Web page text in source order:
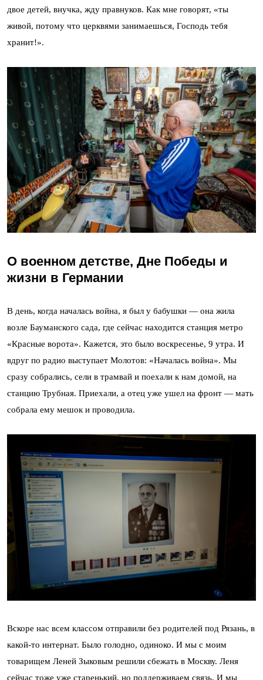
двое детей, внучка, жду правнуков. Как мне говорят, «ты
живой, потому что церквями занимаешься, Господь тебя
хранит!».
О военном детстве, Дне Победы и
жизни в Германии
В день, когда началась война, я был у бабушки — она жила
возле Бауманского сада, где сейчас находится станция метро
«Красные ворота». Кажется, это было воскресенье, 9 утра. И
вдруг по радио выступает Молотов: «Началась война». Мы
сразу собрались, сели в трамвай и поехали к нам домой, на
станцию Трубная. Приехали, а отец уже ушел на фронт — мать
собрала ему мешок и проводила.
Вскоре нас всем классом отправили без родителей под Рязань, в
какой-то интернат. Было голодно, одиноко. И мы с моим
товарищем Леней Зыковым решили сбежать в Москву. Леня
сейчас тоже уже старенький, но поддерживаем связь. И мы